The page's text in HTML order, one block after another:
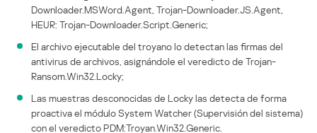
Downloader.MSWord.Agent, Trojan-Downloader.JS.Agent,
HEUR: Trojan-Downloader.Script.Generic;
El archivo ejecutable del troyano lo detectan las firmas del
antivirus de archivos, asignándole el veredicto de Trojan-
Ransom.Win32.Locky;
Las muestras desconocidas de Locky las detecta de forma
proactiva el módulo System Watcher (Supervisión del sistema)
con el veredicto PDM:Troyan.Win32.Generic.